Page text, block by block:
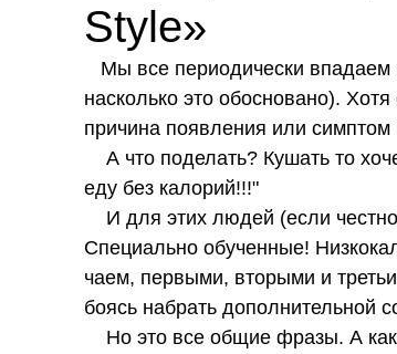
Style»
насколько это обосновано).
причина появления или симптом
еду без калорий!!!"
Специально обученные!
чаем, первыми, вторыми и
боясь набрать дополнительной